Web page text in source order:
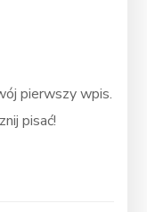
pierwszy wpis.
pisać!